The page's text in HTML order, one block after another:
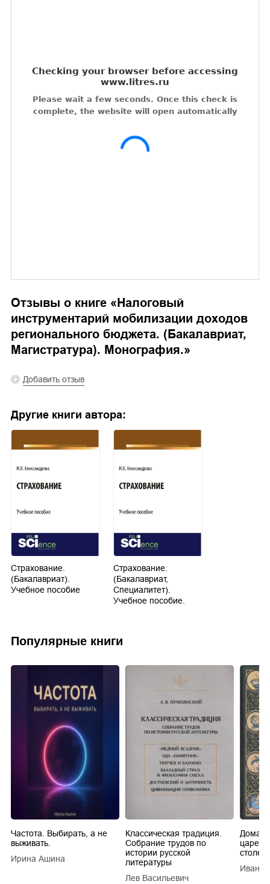
Отзывы о книге « Налоговый
инструментарий мобилизации доходов
регионального бюджета. (Бакалавриат,
Магистратура). Монография.»
Добавить отзыв
Другие книги автора:
Страхование.
(Бакалавриат).
Учебное пособие
Страхование.
(Бакалавриат,
Специалитет).
Учебное пособие.
Популярные книги
Частота. Выбирать, а не
выживать.
Ирина Ашина
Классическая традиция.
Собрание трудов по
истории русской
литературы
Лев Васильевич
царей
Иван